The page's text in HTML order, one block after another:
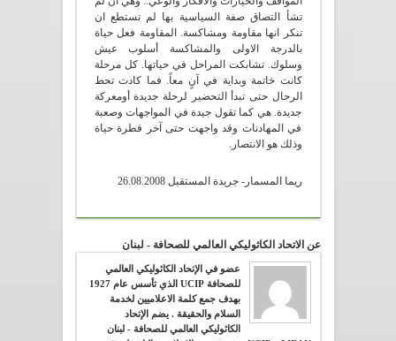
تشأ التصاق صفة السياسية بها لم تستطع ان
تنكر انها مقاومة ومشاكسة. المقاومة فعل حياة
بالدرجة الاولى والمشاكسة أسلوب عيش
وسلوك. تشابكت المراحل في حياتها. كل مرحلة
كانت خاتمة وبداية في آنٍ معاً. فما كادت تحط
الرحال حتى تبدأ التحضير لرحلة جديدة أومعركة
جديدة. هي كما تقول جيدة في المواجهات وصعبة
في المهادنات وقد واجهت حتى آخر قطرة حياة
وذلك هو الانتصار.
ريما المسمار- جريدة المستقبل 26.08.2008
عن الاتحاد الكاثوليكي العالمي للصحافة - لبنان
عضو في الإتحاد الكاثوليكي العالمي
للصحافة UCIP الذي تأسس عام 1927
بهدف جمع كلمة الاعلاميين لخدمة
السلام والحقيقة . يضم الإتحاد
الكاثوليكي العالمي للصحافة - لبنان